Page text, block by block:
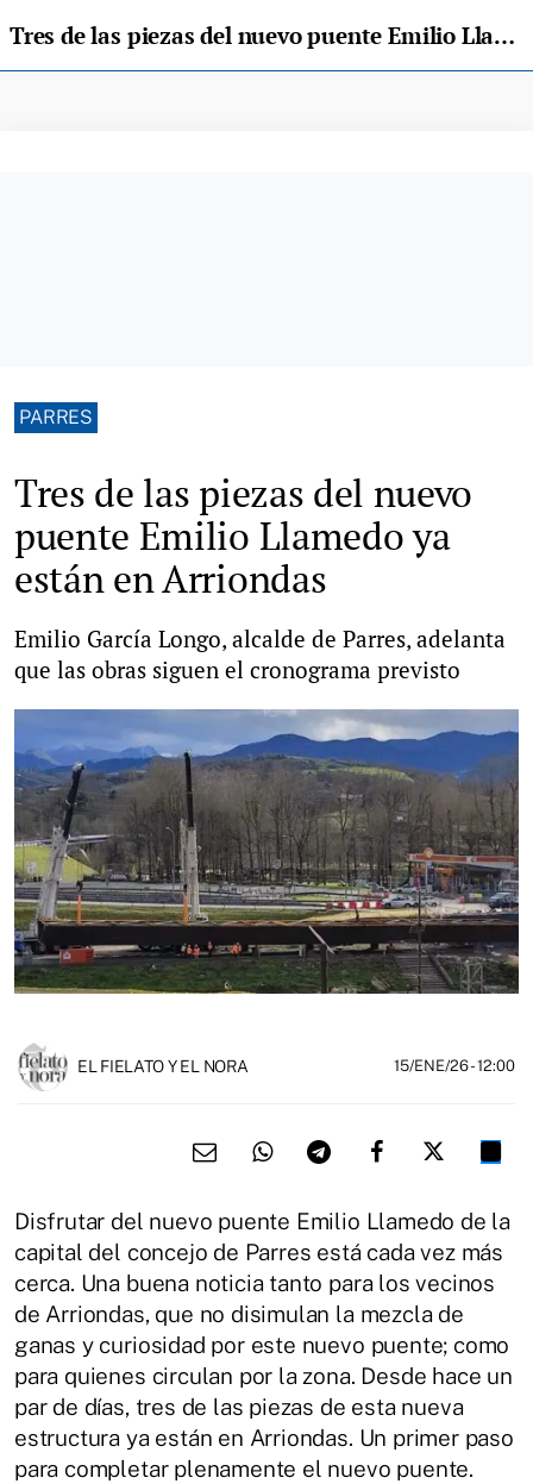
Tres de las piezas del nuevo puente Emilio Llamedo ya están en Arriondas
PARRES
Tres de las piezas del nuevo
puente Emilio Llamedo ya
están en Arriondas
Emilio García Longo, alcalde de Parres, adelanta
que las obras siguen el cronograma previsto
EL FIELATO Y EL NORA 15/ENE/26- 12:00
Disfrutar del nuevo puente Emilio Llamedo de la
capital del concejo de Parres está cada vez más
cerca. Una buena noticia tanto para los vecinos
de Arriondas, que no disimulan la mezcla de
ganas y curiosidad por este nuevo puente; como
para quienes circulan por la zona. Desde hace un
par de días, tres de las piezas de esta nueva
estructura ya están en Arriondas. Un primer paso
para completar plenamente el nuevo puente.